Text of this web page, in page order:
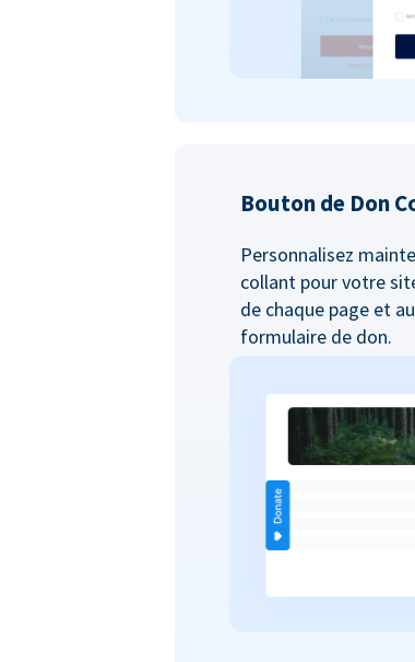
Bouton de Don
Personnalisez
collant pour votre
de chaque page et
formulaire de don.